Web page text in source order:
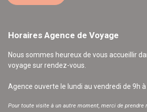
Horaires Agence de Voyage
Nous sommes heureux de vous accueillir
voyage sur rendez-vous.
Agence ouverte le lundi au vendredi de 9h à
Pour toute visite à un autre moment, merci de prendre